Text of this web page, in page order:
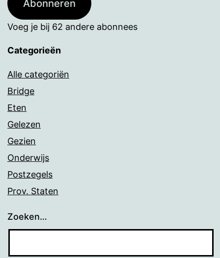
Abonneren
Voeg je bij 62 andere abonnees
Categorieën
Alle categoriën
Bridge
Eten
Gelezen
Gezien
Onderwijs
Postzegels
Prov. Staten
Zoeken…